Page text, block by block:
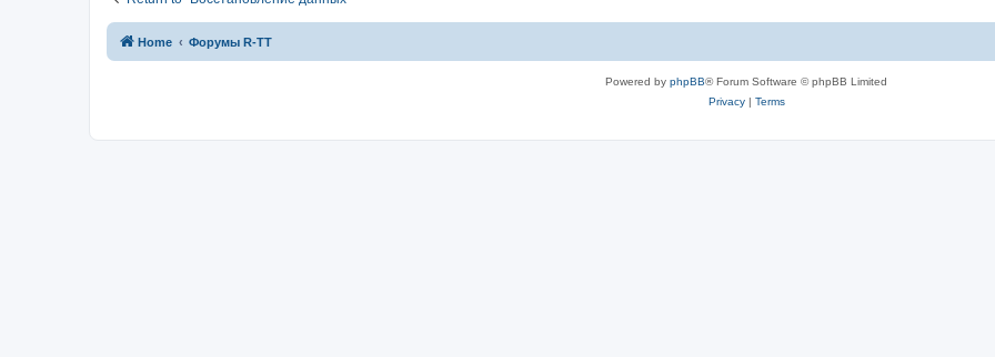
Home Форумы R-TT
Powered by phpBB® Forum Software © phpBB Limited
Privacy| Terms